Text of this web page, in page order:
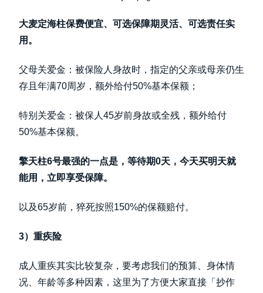
大麦定海柱保费便宜、可选保障期灵活、可选责任实
用。
父母关爱金：被保险人身故时，指定的父亲或母亲仍生
存且年满70周岁，额外给付50%基本保额；
特别关爱金：被保人45岁前身故或全残，额外给付
50%基本保额。
擎天柱6号最强的一点是，等待期0天，今天买明天就
能用，立即享受保障。
以及65岁前，猝死按照150%的保额赔付。
3）重疾险
成人重疾其实比较复杂，要考虑我们的预算、身体情
况、年龄等多种因素，这里为了方便大家直接「抄作